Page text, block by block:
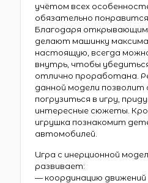
учётом всех
обязательно
Благодаря
делают машинку
настоящую, всегда
внутрь, чтобы
отлично проработана.
данной модели позволит
погрузиться в игру,
интересные сюжеты.
игрушка познакомит
автомобилей.
Игра с инерционной
развивает:
— координацию движений